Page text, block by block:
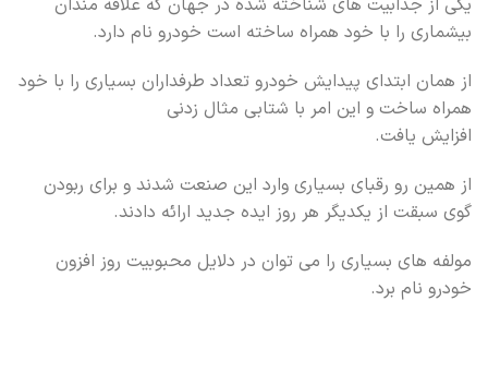
یکی از جذابیت های شناخته شده در جهان که علاقه مندان
بیشماری را با خود همراه ساخته است خودرو نام دارد.
از همان ابتدای پیدایش خودرو تعداد طرفداران بسیاری را با خود
همراه ساخت و این امر با شتابی مثال زدنی
افزایش یافت.
از همین رو رقبای بسیاری وارد این صنعت شدند و برای ربودن
گوی سبقت از یکدیگر هر روز ایده جدید ارائه دادند.
مولفه های بسیاری را می توان در دلایل محبوبیت روز افزون
خودرو نام برد.